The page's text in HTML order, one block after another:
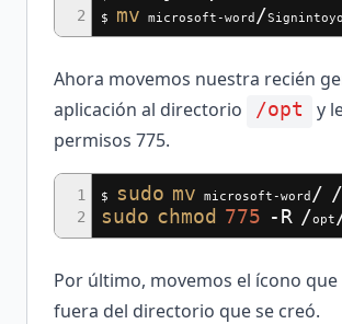
2
$ mv microsoft-word /
Ahora movemos nuestra recién
aplicación al directorio
/opt
y
permisos 775.
1
2
$ sudo mv microsoft-word / /
sudo chmod 775 -R /opt
Por último, movemos el ícono que
fuera del directorio que se creó.